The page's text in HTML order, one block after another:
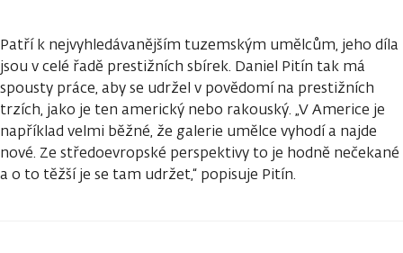
Patří k nejvyhledávanějším tuzemským umělcům, jeho díla
jsou v celé řadě prestižních sbírek. Daniel Pitín tak má
spousty práce, aby se udržel v povědomí na prestižních
trzích, jako je ten americký nebo rakouský. „V Americe je
například velmi běžné, že galerie umělce vyhodí a najde
nové. Ze středoevropské perspektivy to je hodně nečekané
a o to těžší je se tam udržet,“ popisuje Pitín.